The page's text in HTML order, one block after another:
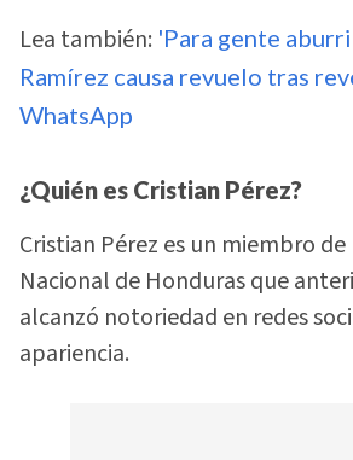
Lea también: 'Para gente
Ramírez causa revuelo tras
WhatsApp
¿Quién es Cristian Pérez?
Cristian Pérez es un miembro
Nacional de Honduras que
alcanzó notoriedad en redes
apariencia.